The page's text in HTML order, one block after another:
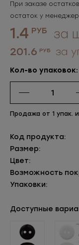
При заказе
остаток у
1.4 РУБ за
201.6 РУБ за
Кол-во упаковок:
Продажа от 1 упак.
Код продукта:
Размер:
Цвет:
Возможность
Упаковки:
Доступные